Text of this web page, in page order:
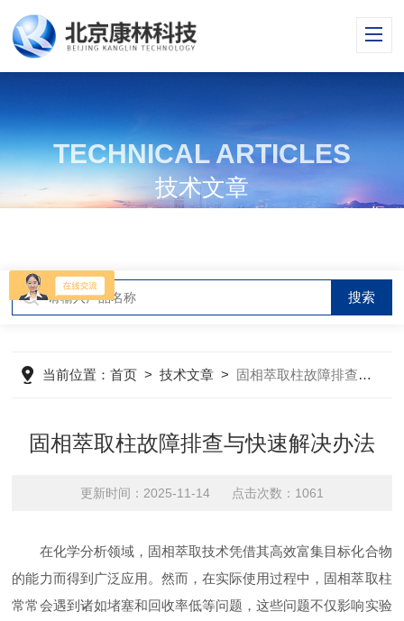
TECHNICAL ARTICLES
技术文章
当前位置：首页 >技术文章 > 固相萃取柱故障排查与快速解决办法
固相萃取柱故障排查与快速解决办法
更新时间：2025-11-14 点击次数：1061
在化学分析领域，固相萃取技术凭借其高效富集目标化合物
的能力而得到广泛应用。然而，在实际使用过程中，固相萃取柱
常常会遇到诸如堵塞和回收率低等问题，这些问题不仅影响实验